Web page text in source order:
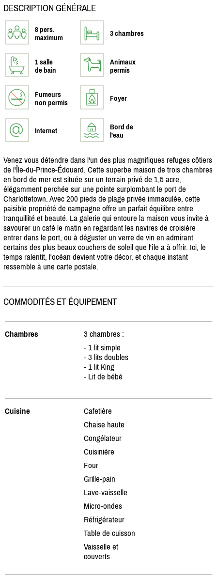
DESCRIPTION GÉNÉRALE
8 pers.
maximum
3 chambres
1 salle
de bain
Animaux
permis
Fumeurs
non permis
Foyer
Internet
Bord de
l'eau
Venez vous détendre dans l'un des plus magnifiques refuges côtiers
de l'Île-du-Prince-Édouard. Cette superbe maison de trois chambres
en bord de mer est située sur un terrain privé de 1,5 acre,
élégamment perchée sur une pointe surplombant le port de
Charlottetown. Avec 200 pieds de plage privée immaculée, cette
paisible propriété de campagne offre un parfait équilibre entre
tranquillité et beauté. La galerie qui entoure la maison vous invite à
savourer un café le matin en regardant les navires de croisière
entrer dans le port, ou à déguster un verre de vin en admirant
certains des plus beaux couchers de soleil que l'île a à offrir. Ici, le
temps ralentit, l'océan devient votre décor, et chaque instant
ressemble à une carte postale.
COMMODITÉS ET ÉQUIPEMENT
Chambres
3 chambres :
- 1 lit simple
- 3 lits doubles
- 1 lit King
- Lit de bébé
Cuisine
Cafetière
Chaise haute
Congélateur
Cuisinière
Four
Grille-pain
Lave-vaisselle
Micro-ondes
Réfrigérateur
Table de cuisson
Vaisselle et
couverts